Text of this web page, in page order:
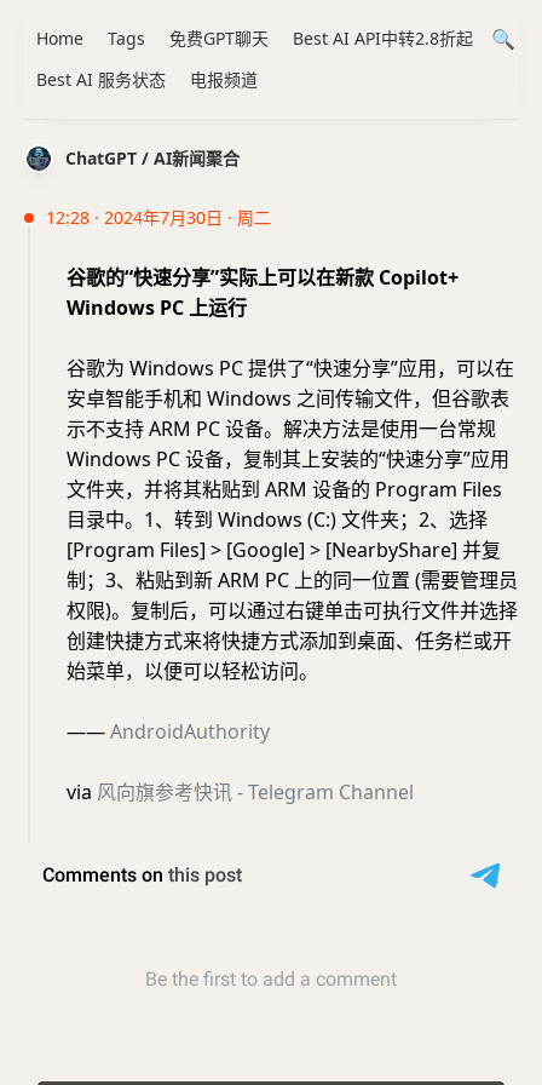
ChatGPT / AI新闻聚合
12:28 · 2024年7月30日 · 周二
谷歌的“快速分享”实际上可以在新款 Copilot+
Windows PC 上运行
谷歌为 Windows PC 提供了“快速分享”应用，可以在
安卓智能手机和 Windows 之间传输文件，但谷歌表
示不支持 ARM PC 设备。解决方法是使用一台常规
Windows PC 设备，复制其上安装的“快速分享”应用
文件夹，并将其粘贴到 ARM 设备的 Program Files
目录中。1、转到 Windows (C:) 文件夹；2、选择
[Program Files] > [Google] > [NearbyShare] 并复
制；3、粘贴到新 ARM PC 上的同一位置 (需要管理员
权限)。复制后，可以通过右键单击可执行文件并选择
创建快捷方式来将快捷方式添加到桌面、任务栏或开
始菜单，以便可以轻松访问。
——AndroidAuthority
via 风向旗参考快讯 - Telegram Channel
Home Tags 免费GPT聊天
Best AI API中转2.8折起
Best AI 服务状态
电报频道